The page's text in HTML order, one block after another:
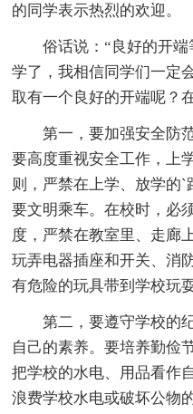
的同学表示热烈的欢迎。
俗话说：“良好的开端
学了，我相信同学们一定
取有一个良好的开端呢？
第一，要加强安全防范
要高度重视安全工作，上
则，严禁在上学、放学的
要文明乘车。在校时，必
度，严禁在教室里、走廊
玩弄电器插座和开关、消
有危险的玩具带到学校玩
第二，要遵守学校的纪
自己的素养。要培养勤俭
把学校的水电、用品看作
浪费学校水电或破坏公物